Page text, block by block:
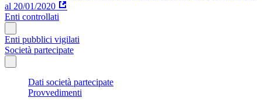
al 20/01/2020
Enti controllati
Enti pubblici vigilati
Società partecipate
Dati società partecipate
Provvedimenti